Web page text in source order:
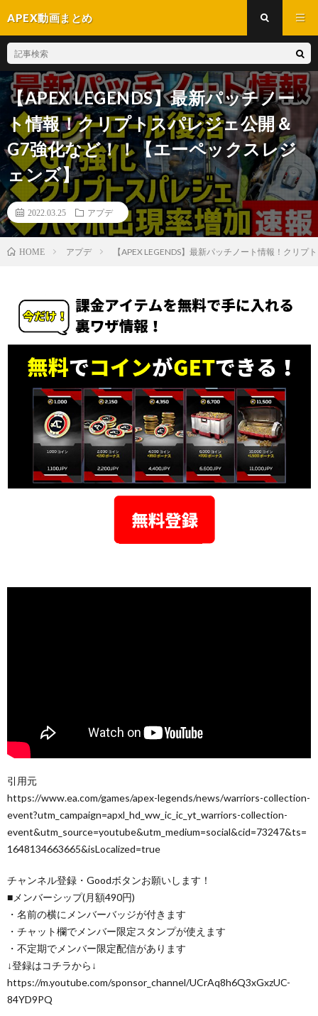
APEX動画まとめ
【APEX LEGENDS】最新パッチノー
ト情報！クリプトスパレジェ公開＆
G7強化など！！【エーペックスレジ
ェンズ】
2022.03.25 アプデ
HOME アプデ 【APEX LEGENDS】最新パッチノート情報！クリ
引用元
https://www.ea.com/games/apex-legends/news/warriors-collection-
event?utm_campaign=apxl_hd_ww_ic_ic_yt_warriors-collection-
event&utm_source=youtube&utm_medium=social&cid=73247&ts=
1648134663665&isLocalized=true
チャンネル登録・Goodボタンお願いします！
■メンバーシップ(月額490円)
・名前の横にメンバーバッジが付きます
・チャット欄でメンバー限定スタンプが使えます
・不定期でメンバー限定配信があります
↓登録はコチラから↓
https://m.youtube.com/sponsor_channel/UCrAq8h6Q3xGxzUC-
84YD9PQ